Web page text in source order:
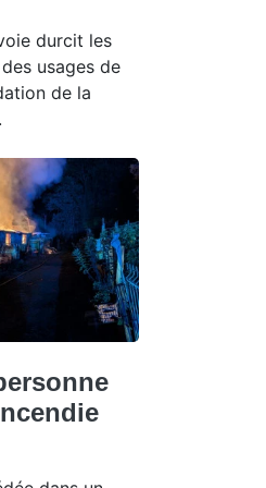
durcit les
usages de
de la